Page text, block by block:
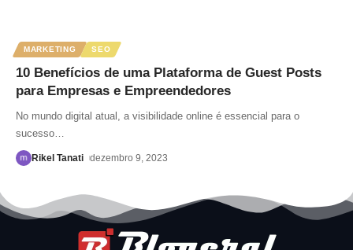
MARKETING SEO
10 Benefícios de uma Plataforma de Guest Posts
para Empresas e Empreendedores
No mundo digital atual, a visibilidade online é essencial para o
sucesso
Rikel Tanati dezembro 9, 2023